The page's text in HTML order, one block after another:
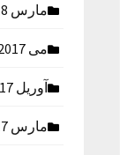
مارس 2018
می 2017
آوریل 2017
مارس 2017